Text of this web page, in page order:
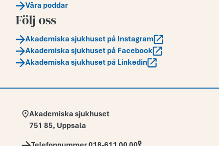
Våra poddar
Följ oss
Akademiska sjukhuset på Instagram
Akademiska sjukhuset på Facebook
Akademiska sjukhuset på Linkedin
Adress:
Akademiska sjukhuset
751 85, Uppsala